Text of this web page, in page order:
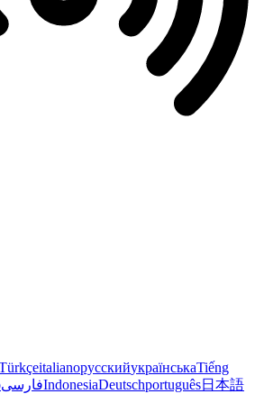
italianoрусскийукраїнськаTiếng
فارسیIndonesiaDeutschportuguês日本語